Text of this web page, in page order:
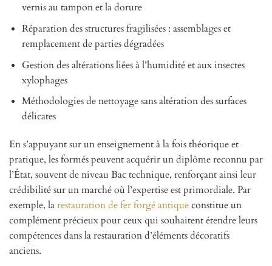
vernis au tampon et la dorure
Réparation des structures fragilisées : assemblages et
remplacement de parties dégradées
Gestion des altérations liées à l’humidité et aux insectes
xylophages
Méthodologies de nettoyage sans altération des surfaces
délicates
En s’appuyant sur un enseignement à la fois théorique et
pratique, les formés peuvent acquérir un diplôme reconnu par
l’État, souvent de niveau Bac technique, renforçant ainsi leur
crédibilité sur un marché où l’expertise est primordiale. Par
exemple, larestauration de fer forgé antiqueconstitue un
complément précieux pour ceux qui souhaitent étendre leurs
compétences dans la restauration d’éléments décoratifs
anciens.